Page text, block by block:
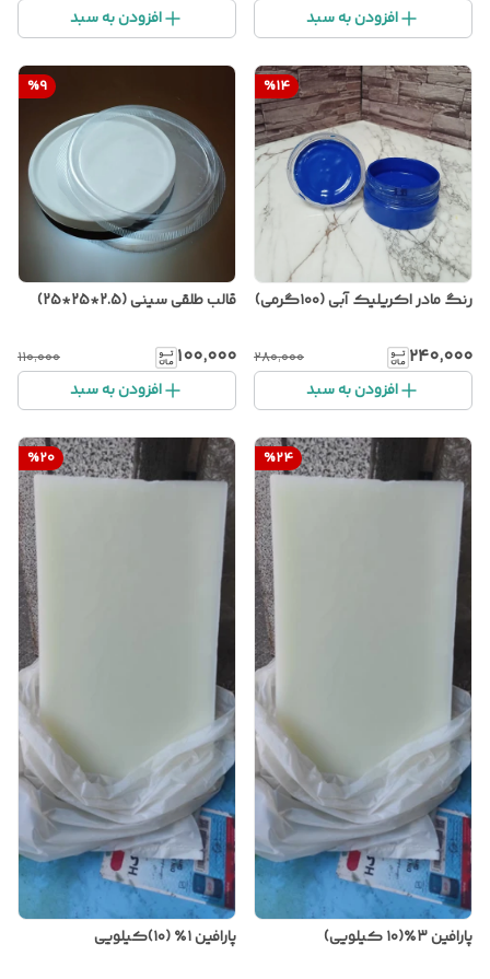
افزودن به سبد افزودن به سبد
%14
رنگ مادر اکریلیک آبی (۱۰۰گرمی)
۲۴۰٬۰۰۰ ۲۸۰٬۰۰۰
افزودن به سبد
%9
قالب طلقی سینی (2.5*25*25)
۱۰۰٬۰۰۰ ۱۱۰٬۰۰۰
افزودن به سبد
%24
پارافین ۳٪(۱۰ کیلویی)
%20
پارافین ۱٪ (۱۰)کیلویی